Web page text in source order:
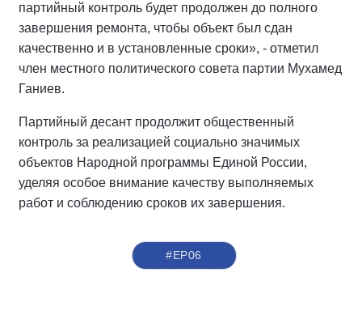
партийный контроль будет продолжен до полного
завершения ремонта, чтобы объект был сдан
качественно и в установленные сроки», - отметил
член местного политического совета партии Мухамед
Ганиев.
Партийный десант продолжит общественный
контроль за реализацией социально значимых
объектов Народной программы Единой России,
уделяя особое внимание качеству выполняемых
работ и соблюдению сроков их завершения.
#ЕР06